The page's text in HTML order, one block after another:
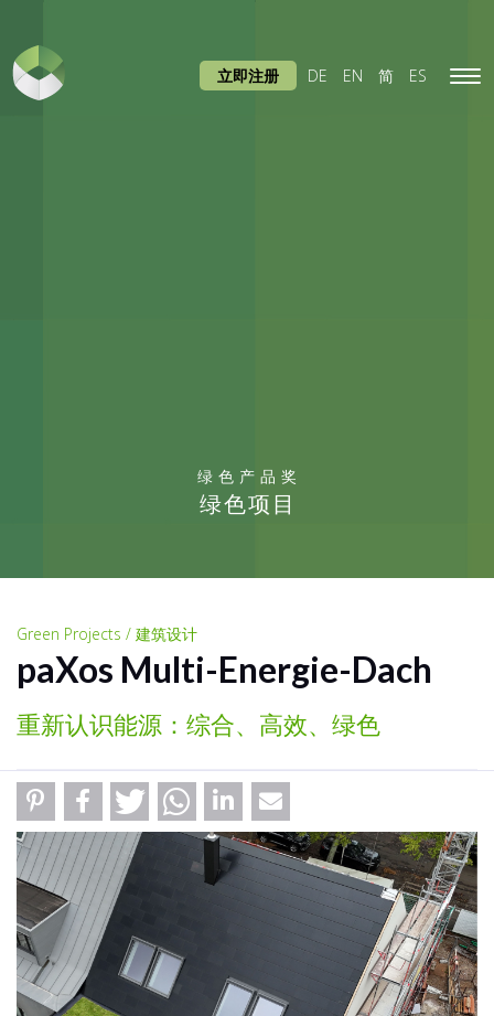
绿色产品奖
绿色项目
立即注册 DE EN 简 ES
Green Projects / 建筑设计
paXos Multi-Energie-Dach
重新认识能源：综合、高效、绿色